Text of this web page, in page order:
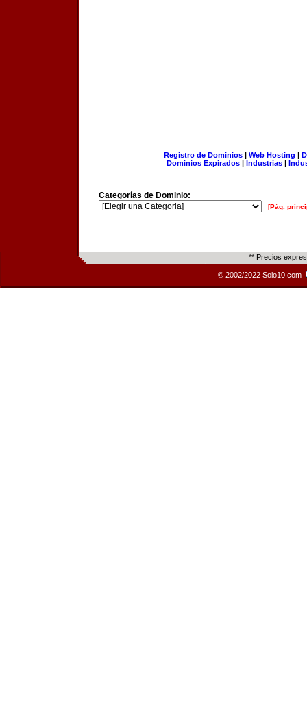
Registro de Dominios| Web Hosting |
Dominios Expirados | Industrias |
Categorías de Dominio:
[Pág.
** Precios
© 2002/2022 Solo10.com